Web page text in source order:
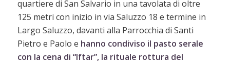
quartiere di San Salvario in una tavolata di oltre
125 metri con inizio in via Saluzzo 18 e termine in
Largo Saluzzo, davanti alla Parrocchia di Santi
Pietro e Paolo e hanno condiviso il pasto serale
con la cena di “Iftar”, la rituale rottura del